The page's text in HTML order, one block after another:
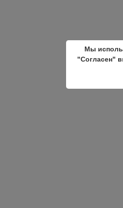
Мы
"Согласен"